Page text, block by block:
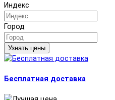
Индекс
Город
Узнать цены
Бесплатная доставка